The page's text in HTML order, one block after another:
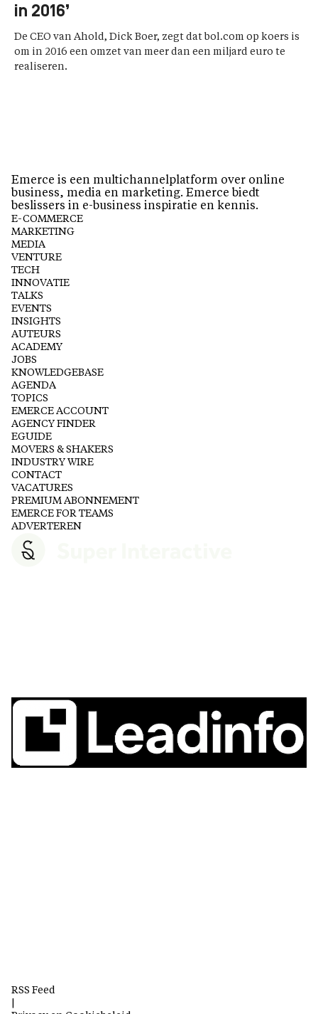
in 2016’
De CEO van Ahold, Dick Boer, zegt dat bol.com op koers is
om in 2016 een omzet van meer dan een miljard euro te
realiseren.
Emerce is een multichannelplatform over online
business, media en marketing. Emerce biedt
beslissers in e-business inspiratie en kennis.
E-COMMERCE
MARKETING
MEDIA
VENTURE
TECH
INNOVATIE
TALKS
EVENTS
INSIGHTS
AUTEURS
ACADEMY
JOBS
KNOWLEDGEBASE
AGENDA
TOPICS
EMERCE ACCOUNT
AGENCY FINDER
EGUIDE
MOVERS & SHAKERS
INDUSTRY WIRE
CONTACT
VACATURES
PREMIUM ABONNEMENT
EMERCE FOR TEAMS
ADVERTEREN
RSS Feed